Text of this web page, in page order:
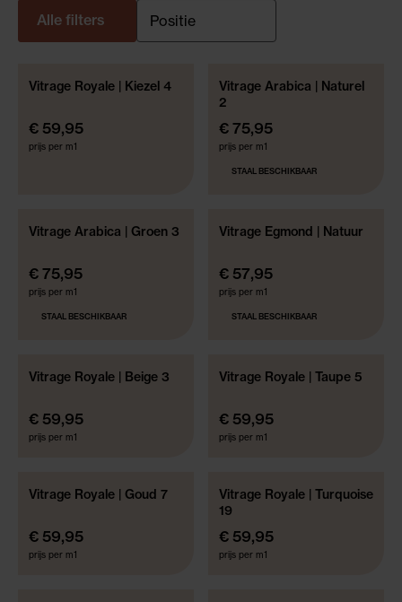
Alle filters
GRATIS GEMAAKT!*
Vitrage Royale | Kiezel 4
€ 59,95
prijs per m1
GRATIS GEMAAKT!*
Vitrage Arabica | Naturel
2
€ 75,95
prijs per m1
STAAL BESCHIKBAAR
GRATIS GEMAAKT!*
Vitrage Arabica | Groen 3
€ 75,95
prijs per m1
STAAL BESCHIKBAAR
GRATIS GEMAAKT!*
Vitrage Egmond | Natuur
€ 57,95
prijs per m1
STAAL BESCHIKBAAR
GRATIS GEMAAKT!*
Vitrage Royale | Beige 3
€ 59,95
prijs per m1
GRATIS GEMAAKT!*
Vitrage Royale | Taupe 5
€ 59,95
prijs per m1
GRATIS GEMAAKT!*
Vitrage Royale | Goud 7
€ 59,95
prijs per m1
GRATIS GEMAAKT!*
Vitrage Royale | Turquoise
19
€ 59,95
prijs per m1